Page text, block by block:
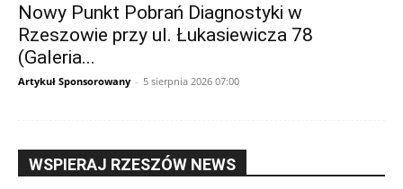
Nowy Punkt Pobrań Diagnostyki w
Rzeszowie przy ul. Łukasiewicza 78
(Galeria...
Artykuł Sponsorowany - 5 sierpnia 2026 07:00
WSPIERAJ RZESZÓW NEWS